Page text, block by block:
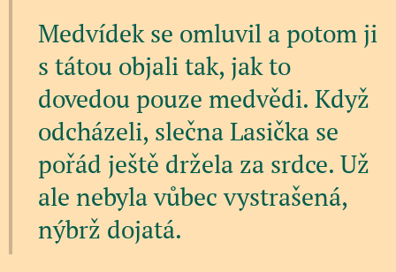
Medvídek se omluvil a potom ji
s tátou objali tak, jak to
dovedou pouze medvědi. Když
odcházeli, slečna Lasička se
pořád ještě držela za srdce. Už
ale nebyla vůbec vystrašená,
nýbrž dojatá.